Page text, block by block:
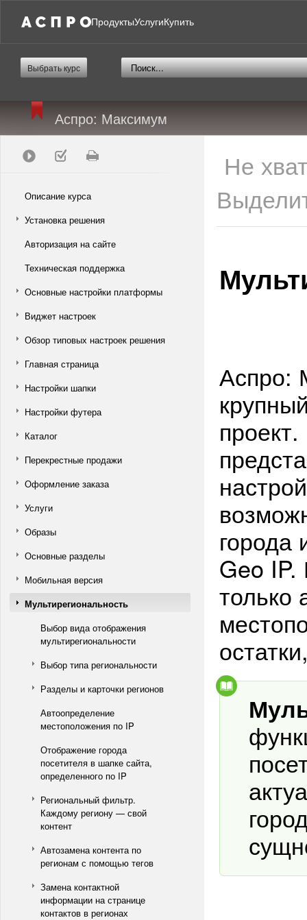
ПродуктыУслугиКупить
Выбрать курс
Аспро: Максимум
Описание курса
Установка решения
Авторизация на сайте
Техническая поддержка
Основные настройки платформы
Виджет настроек
Обзор типовых настроек решения
Главная страница
Настройки шапки
Настройки футера
Каталог
Перекрестные продажи
Оформление заказа
Услуги
Образы
Основные разделы
Мобильная версия
Мультирегиональность
Выбор вида отображения
мультирегиональности
Выбор типа региональности
Разделы и карточки регионов
Автоопределение
местоположения по IP
Отображение города
посетителя в шапке сайта,
определенного по IP
Региональный фильтр.
Каждому региону — свой
контент
Автозамена контента по
регионам с помощью тегов
Замена контактной
информации на странице
контактов в регионах
Не
Аспро:
города
Geo IP.
только